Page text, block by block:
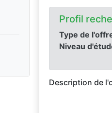
Profil
Type de
Niveau
Description de